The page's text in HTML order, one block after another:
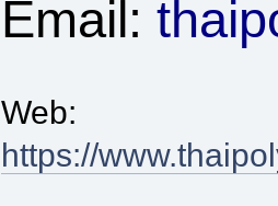
Email:
Web:
https://